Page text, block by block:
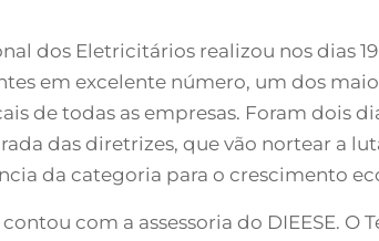
dos Eletricitários realizou nos dias
em excelente número, um dos
de todas as empresas. Foram dois
das diretrizes, que vão nortear a
da categoria para o crescimento
com a assessoria do DIEESE. O